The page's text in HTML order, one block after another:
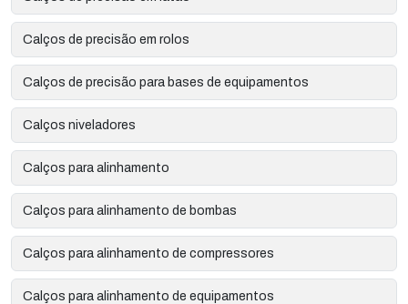
Calços de precisão em rolos
Calços de precisão para bases de equipamentos
Calços niveladores
Calços para alinhamento
Calços para alinhamento de bombas
Calços para alinhamento de compressores
Calços para alinhamento de equipamentos